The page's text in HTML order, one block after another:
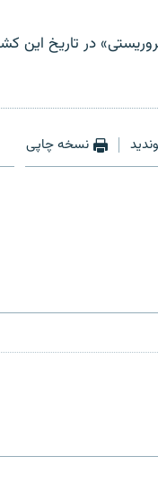
در تاریخ این
نسخه چاپی